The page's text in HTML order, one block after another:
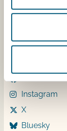
Fredag: 9-12
Følg os
Instagram
X
Bluesky